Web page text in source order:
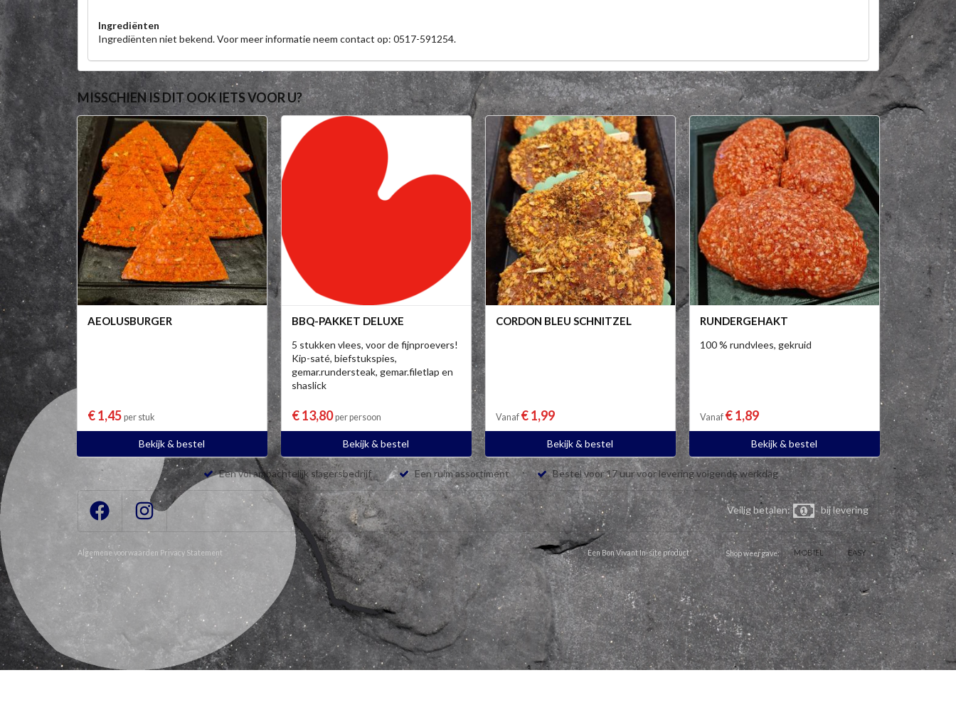
Ingrediënten
Ingrediënten niet bekend. Voor meer informatie neem contact op: 0517-591254.
MISSCHIEN IS DIT OOK IETS VOOR U?
AEOLUSBURGER
€ 1,45 per stuk
Bekijk & bestel
BBQ-PAKKET DELUXE
5 stukken vlees, voor de fijnproevers!
Kip-saté, biefstukspies,
gemar.rundersteak, gemar.filetlap en
shaslick
€ 13,80per persoon
Bekijk & bestel
CORDON BLEU SCHNITZEL
Vanaf € 1,99
Bekijk & bestel
RUNDERGEHAKT
100 % rundvlees, gekruid
Vanaf € 1,89
Bekijk & bestel
Een vol ambachtelijk slagersbedrijf Een ruim assortiment Bestel voor 17 uur voor levering volgende werkdag
Veilig betalen: bij levering
Algemene voorwaarden Privacy Statement Een Bon Vivant In-site product Shop weergave: MOBIEL EASY